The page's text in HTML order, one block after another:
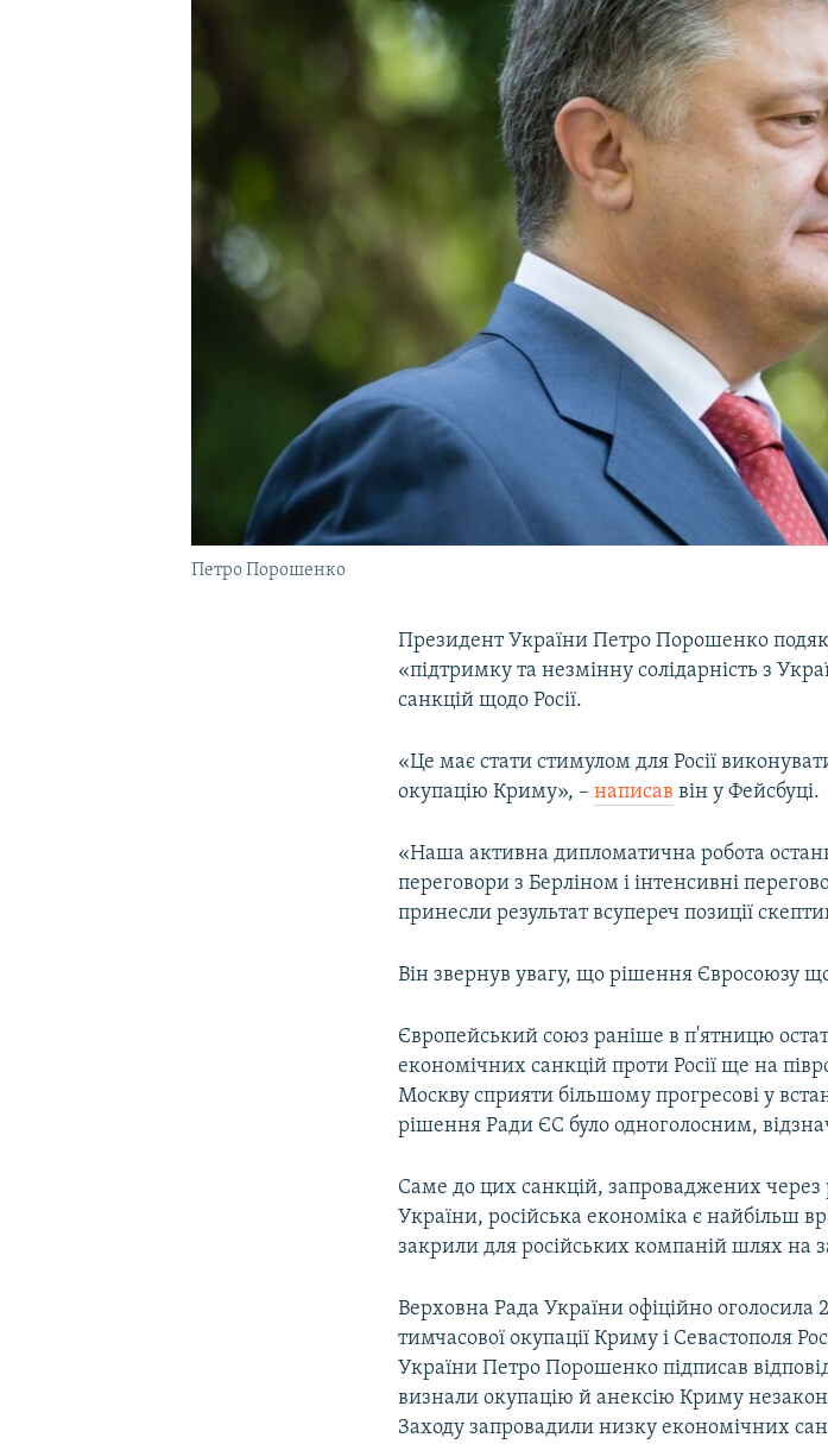
Петро Порошенко
Президент України Петро Порошенко
«підтримку та незмінну солідарність з
санкцій щодо Росії.
«Це має стати стимулом для Росії
окупацію Криму», –написав він у Фейсбуці.
«Наша активна дипломатична робота
переговори з Берліном і інтенсивні
принесли результат всупереч позиції
Він звернув увагу, що рішення Євросоюзу
Європейський союз раніше в п'ятницю
економічних санкцій проти Росії ще на
Москву сприяти більшому прогресові у
рішення Ради ЄС було одноголосним,
Саме до цих санкцій, запроваджених через
України, російська економіка є найбільш
закрили для російських компаній шлях на
Верховна Рада України офіційно оголосила
тимчасової окупації Криму і Севастополя
України Петро Порошенко підписав
визнали окупацію й анексію Криму
Заходу запровадили низку економічних